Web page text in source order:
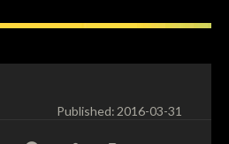
Published:2016-03-31